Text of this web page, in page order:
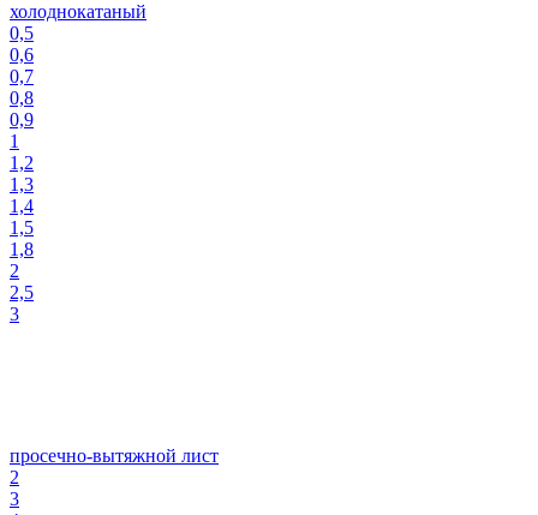
холоднокатаный
0,5
0,6
0,7
0,8
0,9
1
1,2
1,3
1,4
1,5
1,8
2
2,5
3
просечно-вытяжной лист
2
3